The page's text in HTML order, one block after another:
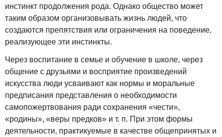
инстинкт продолжения рода. Однако общество может
таким образом организовывать жизнь людей, что
создаются препятствия или ограничения на поведение,
реализующее эти инстинкты.
Через воспитание в семье и обучение в школе, через
общение с друзьями и восприятие произведений
искусства люди усваивают как нормы и моральные
предписания представления о необходимости
самопожертвования ради сохранения «чести»,
«родины», «веры предков» и т. п. При этом формы
деятельности, практикуемые в качестве общепринятых и